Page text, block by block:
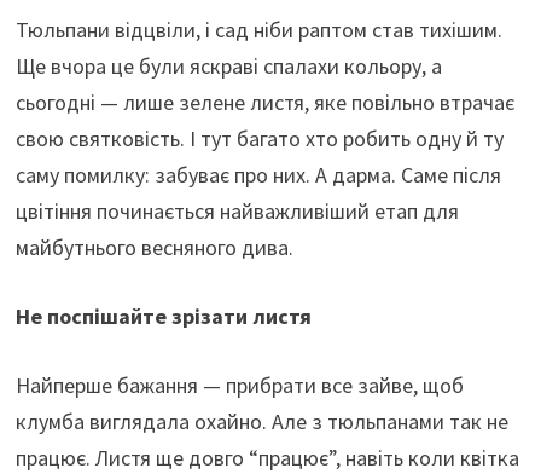
b
o
o
k
gr
a
m
at
sA
p
p
er
Тюльпани відцвіли, і сад ніби раптом став тихішим.
Ще вчора це були яскраві спалахи кольору, а
сьогодні — лише зелене листя, яке повільно втрачає
свою святковість. І тут багато хто робить одну й ту
саму помилку: забуває про них. А дарма. Саме після
цвітіння починається найважливіший етап для
майбутнього весняного дива.
Не поспішайте зрізати листя
Найперше бажання — прибрати все зайве, щоб
клумба виглядала охайно. Але з тюльпанами так не
працює. Листя ще довго “працює”, навіть коли квітка